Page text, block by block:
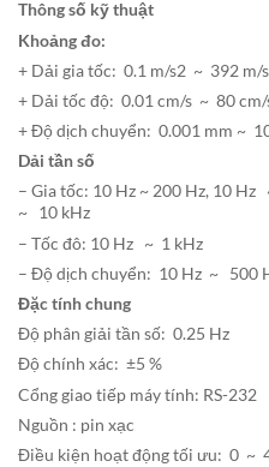
Thông số kỹ thuật
Khoảng đo:
+ Dải gia tốc: 0.1 m/s2 ~ 392 m/
+ Dải tốc độ: 0.01 cm/s ~ 80 cm/
+ Độ dịch chuyển: 0.001 mm ~
Dải tần số
– Gia tốc: 10 Hz ~ 200 Hz, 10
~ 10 kHz
– Tốc đô: 10 Hz ~ 1 kHz
– Độ dịch chuyển: 10 Hz ~ 500
Đặc tính chung
Độ phân giải tần số: 0.25 Hz
Độ chính xác: ±5 %
Cổng giao tiếp máy tính: RS-232
Nguồn : pin xạc
Điều kiện hoạt động tối ưu: 0 ~